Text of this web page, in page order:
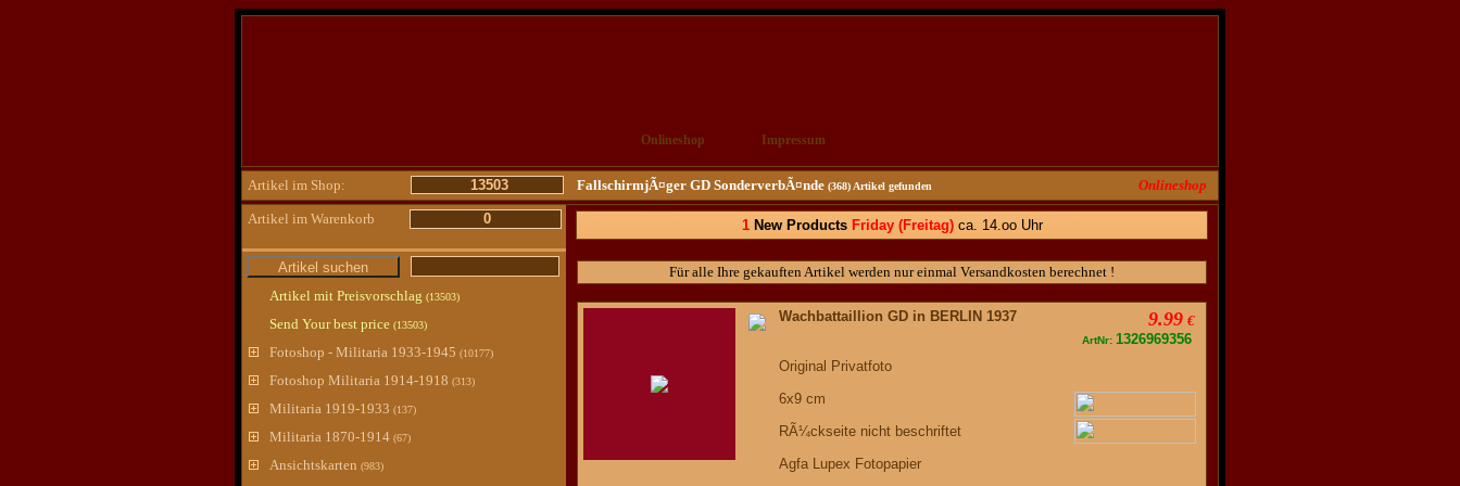
Onlineshop Impressum
Artikel im Shop: 13503 FallschirmjÃ¤ger GD SonderverbÃ¤nde (368) Artikel gefunden Onlineshop
Artikel im Warenkorb 0
Artikel mit Preisvorschlag (13503)
Send Your best price (13503)
Fotoshop - Militaria 1933-1945 (10177)
Fotoshop Militaria 1914-1918 (313)
Militaria 1919-1933 (137)
Militaria 1870-1914 (67)
Ansichtskarten (983)
1 New Products Friday (Freitag)ca. 14.oo Uhr
Für alle Ihre gekauften Artikel werden nur einmal Versandkosten berechnet !
Wachbattaillion GD in BERLIN 1937
Original Privatfoto
6x9 cm
RÃ¼ckseite nicht beschriftet
Agfa Lupex Fotopapier
9.99 €
ArtNr: 1326969356